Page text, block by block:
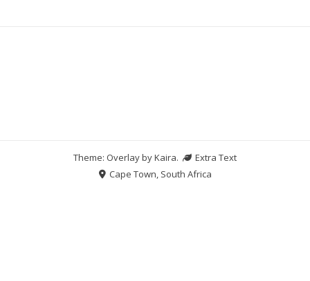
Theme: Overlay byKaira.
Extra Text
Cape Town, South Africa